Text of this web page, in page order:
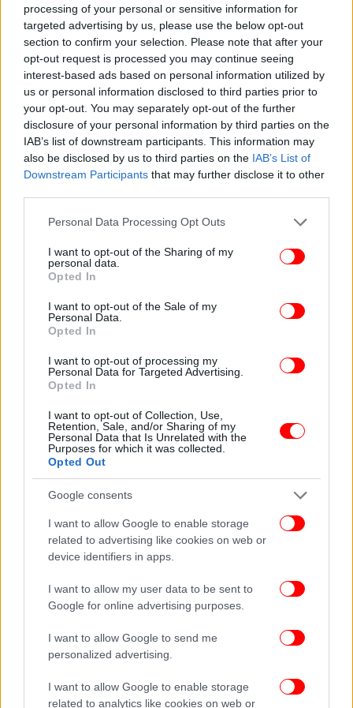
processing of your personal or sensitive information for
targeted advertising by us, please use the below opt-out
section to confirm your selection. Please note that after your
opt-out request is processed you may continue seeing
interest-based ads based on personal information utilized by
us or personal information disclosed to third parties prior to
your opt-out. You may separately opt-out of the further
disclosure of your personal information by third parties on the
IAB’s list of downstream participants. This information may
also be disclosed by us to third parties on the IAB’s List of
Downstream Participants that may further disclose it to other
Please note that this website/app uses one or more Google
not limited to your visit or usage behaviour. You may click to
grant or deny consent to Google and its third-party tags to
use your data for below specified purposes in below Google
consent section.
Personal Data Processing Opt Outs
I want to opt-out of the Sharing of my
personal data.
Opted In
I want to opt-out of the Sale of my
Personal Data.
Opted In
I want to opt-out of processing my
Personal Data for Targeted Advertising.
Opted In
I want to opt-out of Collection, Use,
Retention, Sale, and/or Sharing of my
Personal Data that Is Unrelated with the
Purposes for which it was collected.
Opted Out
Google consents
I want to allow Google to enable storage
related to advertising like cookies on web or
device identifiers in apps.
I want to allow my user data to be sent to
Google for online advertising purposes.
I want to allow Google to send me
personalized advertising.
I want to allow Google to enable storage
related to analytics like cookies on web or
Φωτογραφίες από την Τετάρτη: